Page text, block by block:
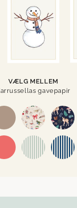
VÆLG MELLEM
gavepapir